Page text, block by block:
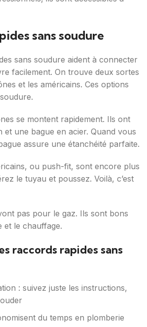
sans soudure
sans soudure aident à connecter
facilement. On trouve deux sortes
et les américains. Ces options
se montent rapidement. Ils ont
et une bague en acier. Quand vous
assure une étanchéité parfaite.
ou push-fit, sont encore plus
le tuyau et poussez. Voilà, c’est
pas pour le gaz. Ils sont bons
et le chauffage.
raccords rapides sans
: suivez juste les instructions,
du temps en plomberie